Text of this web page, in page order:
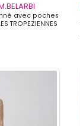
avec poches
TROPEZIENNES